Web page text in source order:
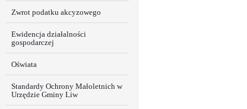
Zwrot podatku akcyzowego
Ewidencja działalności
gospodarczej
Oświata
Standardy Ochrony Małoletnich w
Urzędzie Gminy Liw